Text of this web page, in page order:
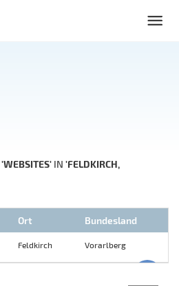
'WEBSITES' IN 'FELDKIRCH,
Ort Bundesland
Feldkirch Vorarlberg